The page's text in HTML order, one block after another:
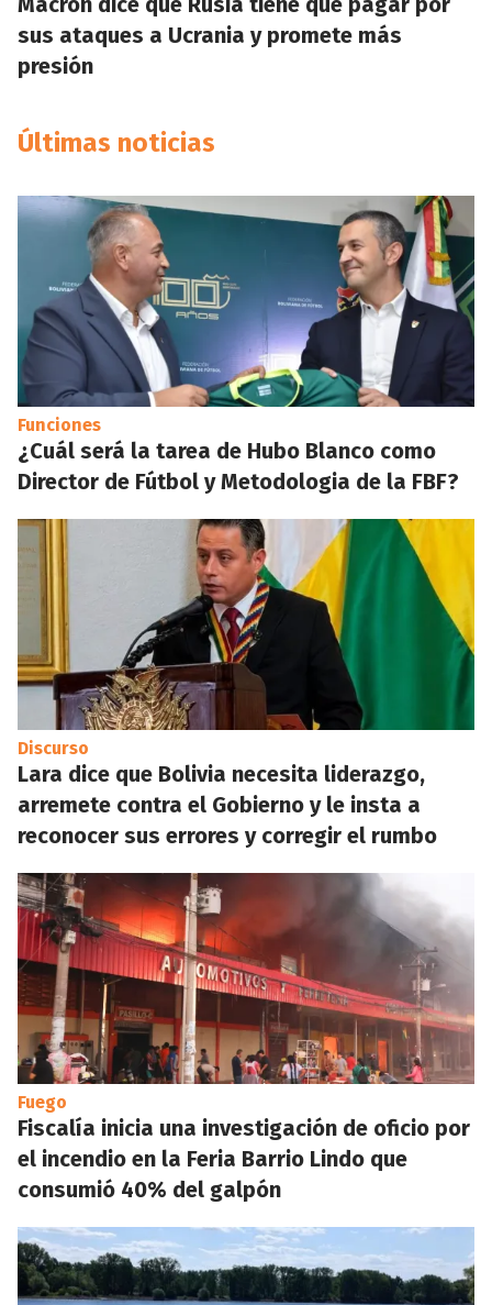
sus ataques a Ucrania y promete más
presión
Últimas noticias
Funciones
¿Cuál será la tarea de Hubo Blanco como
Director de Fútbol y Metodologia de la FBF?
Discurso
Lara dice que Bolivia necesita liderazgo,
arremete contra el Gobierno y le insta a
reconocer sus errores y corregir el rumbo
Fuego
Fiscalía inicia una investigación de oficio por
el incendio en la Feria Barrio Lindo que
consumió 40% del galpón